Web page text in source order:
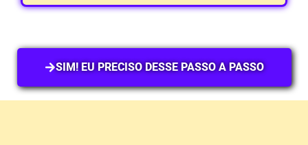
SIM! EU PRECISO DESSE PASSO A PASSO